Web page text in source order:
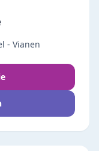
- Vianen